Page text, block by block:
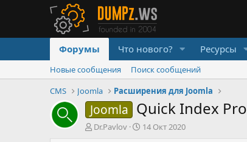
Форумы Что нового? Ресурсы
Новые сообщения
Поиск сообщений
CMS
Joomla Расширения для Joomla
Joomla Quick Index Pro
А
Dr.Pavlov
Д
14 Окт 2020